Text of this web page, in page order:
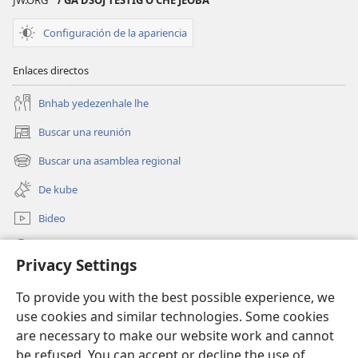
Privacy Settings
To provide you with the best possible experience, we
use cookies and similar technologies. Some cookies
are necessary to make our website work and cannot
Agosto
Configuración de la apariencia
Enlaces directos
Bnhab yedezenhale lhe
Buscar una reunión
(abre
una
nueva
ventana)
Buscar una asamblea regional
(abre
una
nueva
ventana)
De kube
Bideo
(abre
nueva
ventana)
BIBLIOTECA LU INTERNET Watchtower™
(abre
una